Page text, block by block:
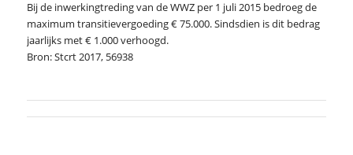
Bij de inwerkingtreding van de WWZ per 1 juli 2015 bedroeg de
maximum transitievergoeding € 75.000. Sindsdien is dit bedrag
jaarlijks met € 1.000 verhoogd.
Bron: Stcrt 2017, 56938